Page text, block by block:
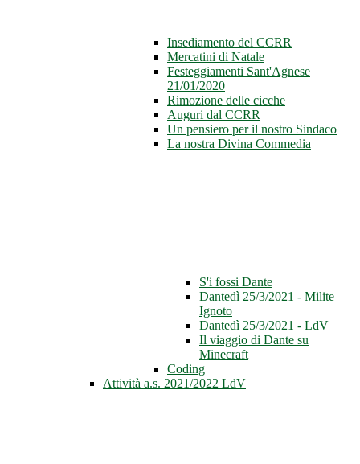
Insediamento del CCRR
Mercatini di Natale
Festeggiamenti Sant'Agnese
21/01/2020
Rimozione delle cicche
Auguri dal CCRR
Un pensiero per il nostro Sindaco
La nostra Divina Commedia
S'i fossi Dante
Dantedì 25/3/2021 - Milite
Ignoto
Dantedì 25/3/2021 - LdV
Il viaggio di Dante su
Minecraft
Coding
Attività a.s. 2021/2022 LdV